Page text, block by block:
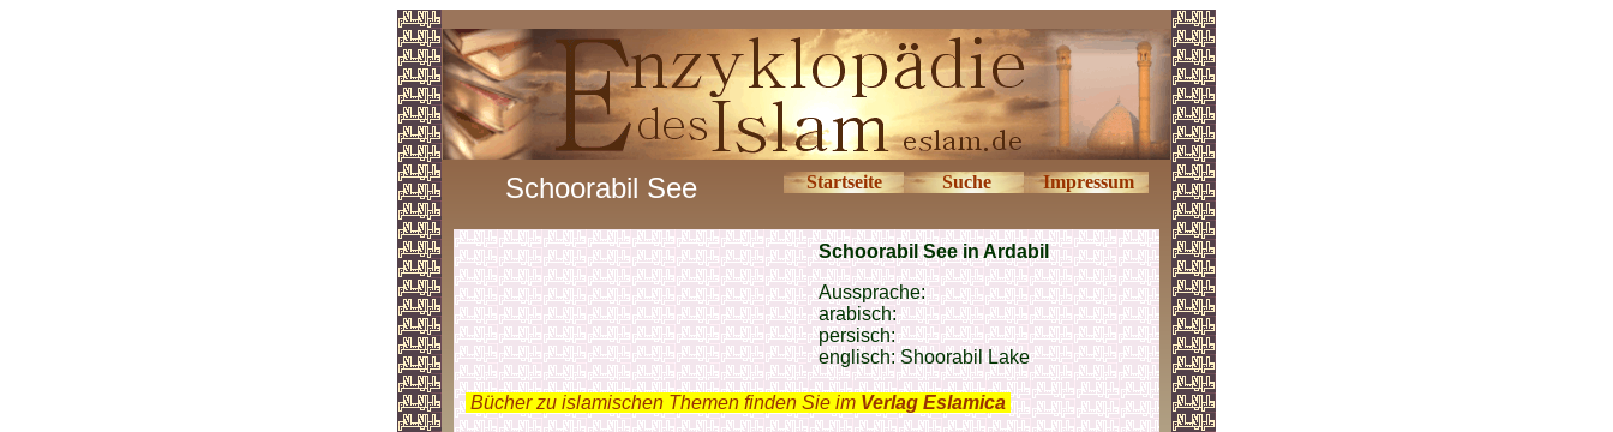
Schoorabil See Startseite Suche Impressum
Schoorabil See in Ardabil
Aussprache:
arabisch:
persisch:
englisch:Shoorabil Lake
Bücher zu islamischen Themen finden Sie im Verlag Eslamica